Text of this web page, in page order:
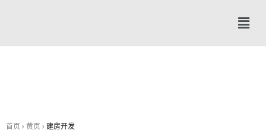
首页 › 黄页 › 建房开发